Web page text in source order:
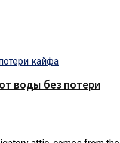
воды без потери